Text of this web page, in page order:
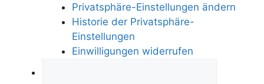
Privatsphäre-Einstellungen ändern
Historie der Privatsphäre-
Einstellungen
Einwilligungen widerrufen